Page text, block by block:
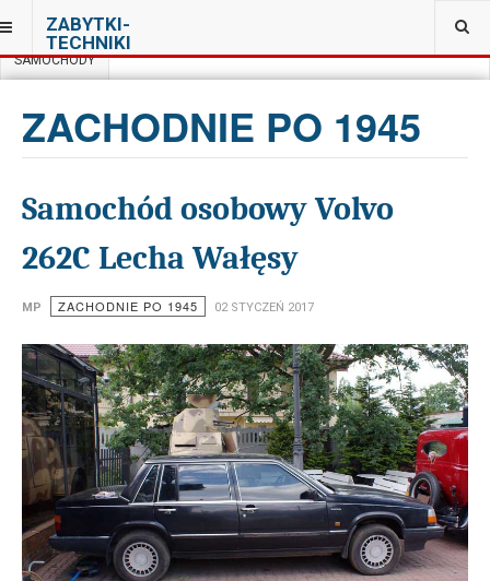
ZABYTKI-
TECHNIKI
JESTEŚ TUTAJ: MUZEUM TECHNIKI I MOTORYZACJI W OTRĘBUSACH
SAMOCHODY
ZACHODNIE PO 1945
Samochód osobowy Volvo
262C Lecha Wałęsy
MP ZACHODNIE PO 1945 02 STYCZEŃ 2017